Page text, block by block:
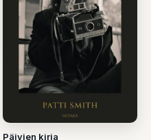
Päivien kirja